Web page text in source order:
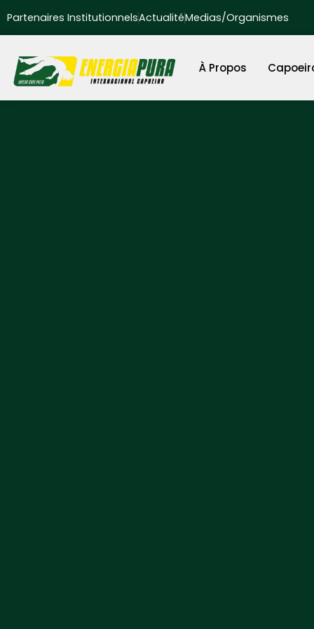
Partenaires InstitutionnelsActualitéMedias/Organismes
À Propos